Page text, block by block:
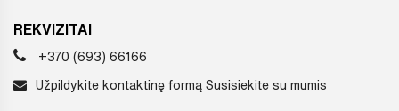
REKVIZITAI
+370 (693) 66166
Užpildykite kontaktinę formą Susisiekite su mumis